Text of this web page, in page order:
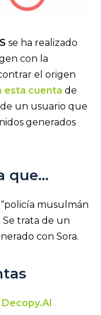
se ha realizado
con la
el origen
esta cuenta de
un usuario que
generados
que…
musulmán
trata de un
con Sora.
Decopy.AI